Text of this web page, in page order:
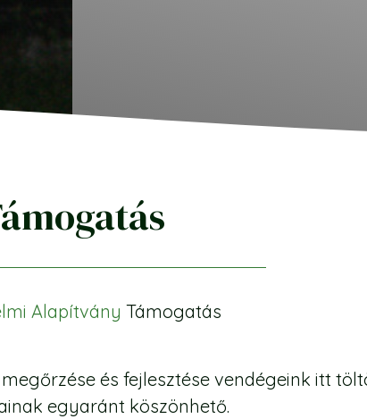
Alapítvány Támogatás
és fejlesztése vendégeink itt
egyaránt köszönhető.